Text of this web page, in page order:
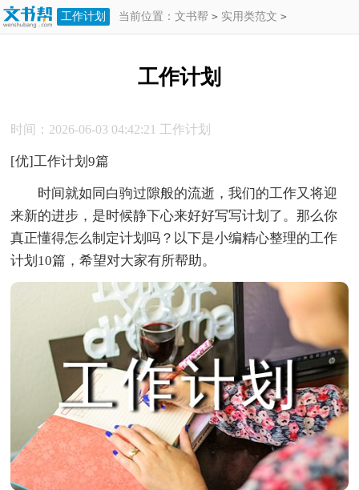
工作计划 当前位置： 文书帮 > 实用类范文 >
工作计划
时间：2026-06-03 04:42:21 工作计划
[优]工作计划9篇
时间就如同白驹过隙般的流逝，我们的工作又将迎
来新的进步，是时候静下心来好好写写计划了。那么你
真正懂得怎么制定计划吗？以下是小编精心整理的工作
计划10篇，希望对大家有所帮助。